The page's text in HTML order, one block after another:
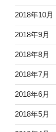
2018年10月
2018年9月
2018年8月
2018年7月
2018年6月
2018年5月